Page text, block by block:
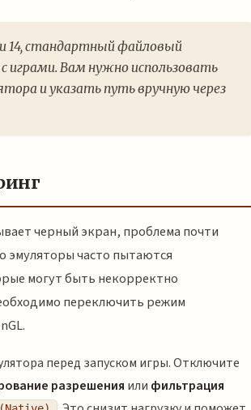
14, стандартный файловый
Вам нужно использовать
и указать путь вручную через
черный экран, проблема почти
эмуляторы часто пытаются
могут быть некорректно
переключить режим
перед запуском игры. Отключите
разрешения или фильтрация